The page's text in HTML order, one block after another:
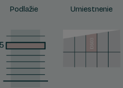
Podlažie Umiestnenie